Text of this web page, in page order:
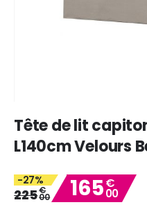
to
the
beginning
the
images
Tête de lit
L140cm Velours
-27%
225€
00 165€
00